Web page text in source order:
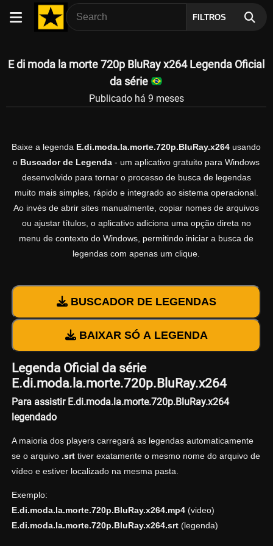
FILTROS
E di moda la morte 720p BluRay x264 Legenda Oficial
da série
Publicado há 9 meses
Baixe a legenda E.di.moda.la.morte.720p.BluRay.x264 usando
o Buscador de Legenda - um aplicativo gratuito para Windows
desenvolvido para tornar o processo de busca de legendas
muito mais simples, rápido e integrado ao sistema operacional.
Ao invés de abrir sites manualmente, copiar nomes de arquivos
ou ajustar títulos, o aplicativo adiciona uma opção direta no
menu de contexto do Windows, permitindo iniciar a busca de
legendas com apenas um clique.
BUSCADOR DE LEGENDAS
BAIXAR SÓ A LEGENDA
Legenda Oficial da série
E.di.moda.la.morte.720p.BluRay.x264
Para assistir E.di.moda.la.morte.720p.BluRay.x264
legendado
A maioria dos players carregará as legendas automaticamente
se o arquivo .srttiver exatamente o mesmo nome do arquivo de
vídeo e estiver localizado na mesma pasta.
Exemplo:
E.di.moda.la.morte.720p.BluRay.x264.mp4(video)
E.di.moda.la.morte.720p.BluRay.x264.srt(legenda)